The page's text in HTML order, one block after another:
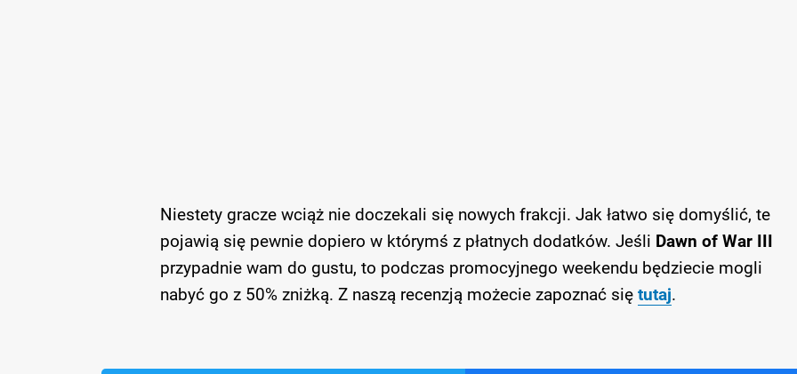
Niestety gracze wciąż nie doczekali się nowych frakcji. Jak łatwo się domyślić, te
pojawią się pewnie dopiero w którymś z płatnych dodatków. Jeśli Dawn of War III
przypadnie wam do gustu, to podczas promocyjnego weekendu będziecie mogli
nabyć go z 50% zniżką. Z naszą recenzją możecie zapoznać się tutaj.